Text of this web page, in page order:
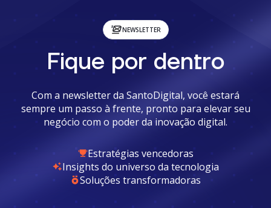
NEWSLETTER
Fique por dentro
Com a newsletter da SantoDigital, você estará
sempre um passo à frente, pronto para elevar seu
negócio com o poder da inovação digital.
Estratégias vencedoras
Insights do universo da tecnologia
Soluções transformadoras